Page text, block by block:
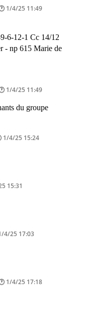
1/4/25 11:49
6-12-1 Cc 14/12
- np 615 Marie de
1/4/25 11:49
du groupe
1/4/25 15:24
15:31
4/25 17:03
1/4/25 17:18